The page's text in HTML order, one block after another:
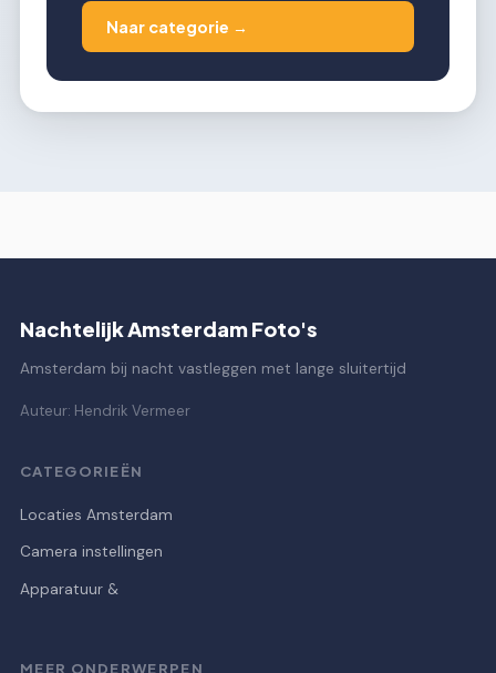
Naar categorie →
Nachtelijk Amsterdam Foto's
Amsterdam bij nacht vastleggen met lange sluitertijd
Auteur: Hendrik Vermeer
CATEGORIEËN
Locaties Amsterdam
Camera instellingen
Apparatuur &
MEER ONDERWERPEN